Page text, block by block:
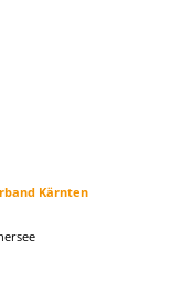
Kärnten